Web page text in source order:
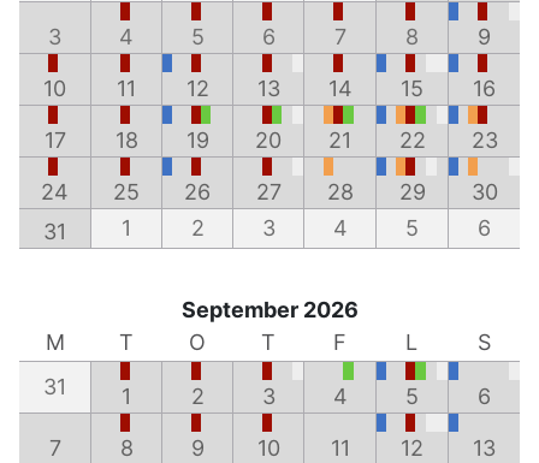
3 4 5 6 7 8 9
10 11 12 13 14 15 16
17 18 19 20 21 22 23
24 25 26 27 28 29
30
31
1 2 3 4 5 6
September 2026
M
T O T F L
S
31
1 2 3 4 5 6
7 8 9 10 11 12 13